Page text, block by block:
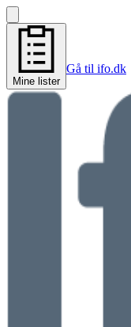
Mine lister
Gå til ifo.dk